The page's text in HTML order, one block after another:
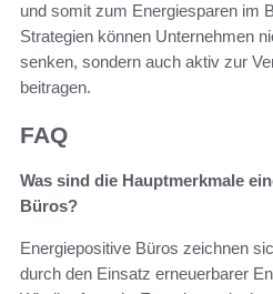
und somit zum Energiesparen im
Strategien können Unternehmen
senken, sondern auch aktiv zur
beitragen.
FAQ
Was sind die Hauptmerkmale
Büros?
Energiepositive Büros zeichnen
durch den Einsatz erneuerbarer